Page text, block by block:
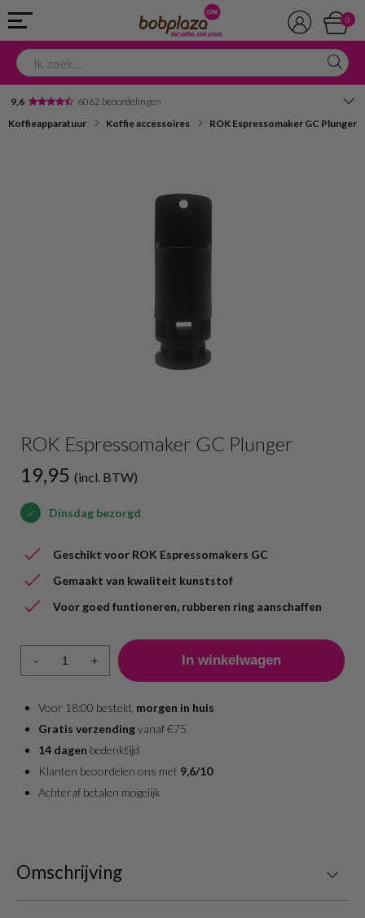
0
9,6 6062 beoordelingen
Koffieapparatuur Koffie accessoires ROK Espressomaker GC Plunger
ROK Espressomaker GC Plunger
19,95 (incl. BTW)
Dinsdag bezorgd
Geschikt voor ROK Espressomakers GC
Gemaakt van kwaliteit kunststof
Voor goed funtioneren, rubberen ring aanschaffen
- +
Voor 18:00 besteld, morgen in huis
Gratis verzendingvanaf €75
14 dagen bedenktijd
Klanten beoordelen ons met 9,6/10
Achteraf betalen mogelijk
Omschrijving